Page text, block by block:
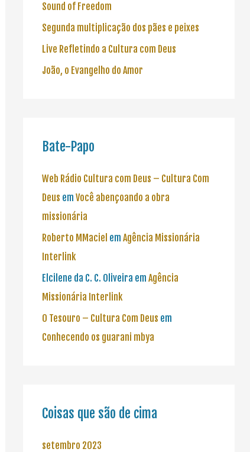
Sound of Freedom
Segunda multiplicação dos pães e peixes
Live Refletindo a Cultura com Deus
João, o Evangelho do Amor
Bate-Papo
Web Rádio Cultura com Deus – Cultura Com
Deus emVocê abençoando a obra
missionária
Roberto MMaciel emAgência Missionária
Interlink
Elcilene da C. C. Oliveira emAgência
Missionária Interlink
O Tesouro – Cultura Com Deus em
Conhecendo os guarani mbya
Coisas que são de cima
setembro 2023